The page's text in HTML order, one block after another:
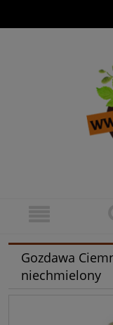
Gozdawa
niechmielony